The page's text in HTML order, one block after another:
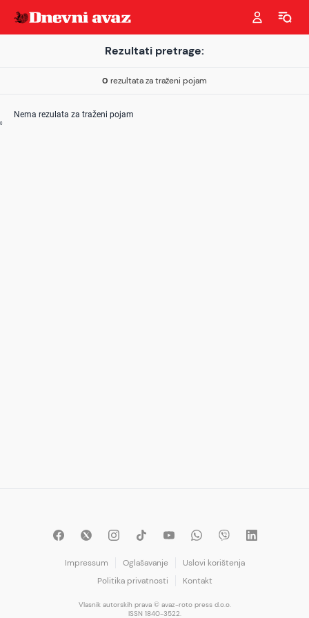
Rezultati pretrage:
0 rezultata za traženi pojam
Nema rezulata za traženi pojam
0
Impressum Oglašavanje
Uslovi korištenja
Politika privatnosti
Kontakt
Vlasnik autorskih prava © avaz-roto press d.o.o.
ISSN 1840-3522.